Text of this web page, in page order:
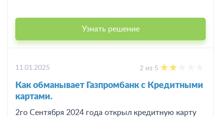
Узнать решение
11.01.2025 2 из 5
Как обманывает Газпромбанк с Кредитными
картами.
2го Сентября 2024 года открыл кредитную карту